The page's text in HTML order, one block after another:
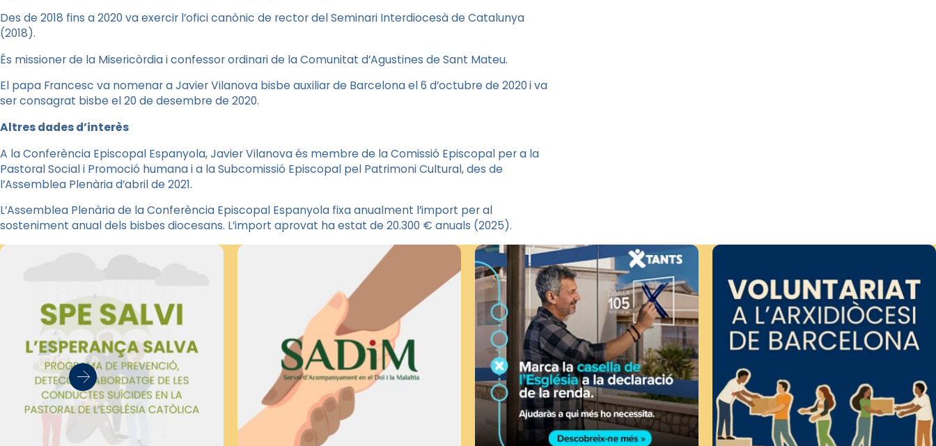
Des de 2018 fins a 2020 va exercir l’ofici canònic de rector del Seminari Interdiocesà de Catalunya
(2018).
És missioner de la Misericòrdia i confessor ordinari de la Comunitat d’Agustines de Sant Mateu.
El papa Francesc va nomenar a Javier Vilanova bisbe auxiliar de Barcelona el 6 d’octubre de 2020i va
ser consagrat bisbe el 20 de desembre de 2020.
Altres dades d’interès
A la Conferència Episcopal Espanyola, Javier Vilanova és membre de la Comissió Episcopal per a la
Pastoral Social i Promoció humana i a la Subcomissió Episcopal pel Patrimoni Cultural, des de
l’Assemblea Plenària d’abril de 2021.
L’Assemblea Plenària de la Conferència Episcopal Espanyola fixa anualment l’import per al
sosteniment anual dels bisbes diocesans. L’import aprovat ha estat de 20.300 € anuals (2025).